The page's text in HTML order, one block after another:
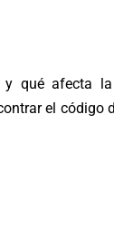
qué afecta
el código